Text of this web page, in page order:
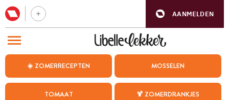
AANMELDEN
☀️ ZOMERRECEPTEN MOSSELEN
TOMAAT 🍹 ZOMERDRANKJES
BEZOEK ONZE ANDERE WEBSITES